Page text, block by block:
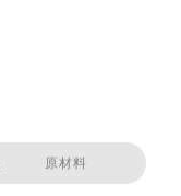
原材料